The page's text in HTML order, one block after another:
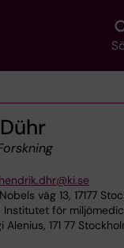
hendrik.dhr@ki.se
Nobels väg 13, 17177
Institutet för
171 77